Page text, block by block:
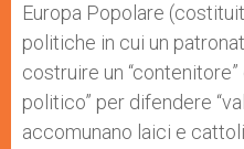
Europa Popolare
politiche in cui un
costruire un
politico” per difendere
accomunano laici e